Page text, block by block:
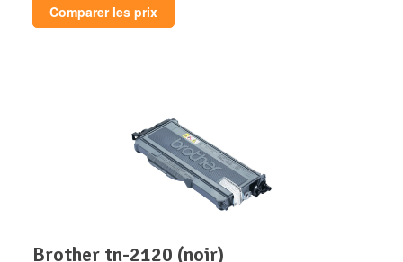
Comparer les prix
brother tn-2120 (noir)